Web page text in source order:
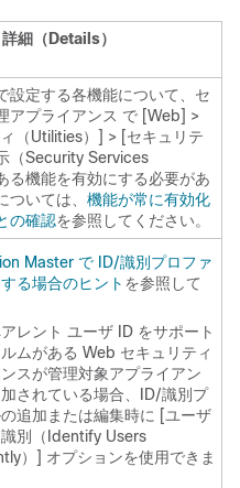
詳細（Details）
設定する各機能について、セ
アプライアンス で [Web] >
（Utilities）] > [セキュリテ
（Security Services
る機能を有効にする必要があ
ついては、 機能が常に有効化
の確認を参照してください。
Master で ID/識別プロファ
る場合のヒント を参照して
アレント ユーザ ID をサポート
ムがある Web セキュリティ
スが管理対象アプライアン
されている場合、ID/識別プ
追加または編集時に [ユーザ
別（Identify Users
）] オプションを使用できま